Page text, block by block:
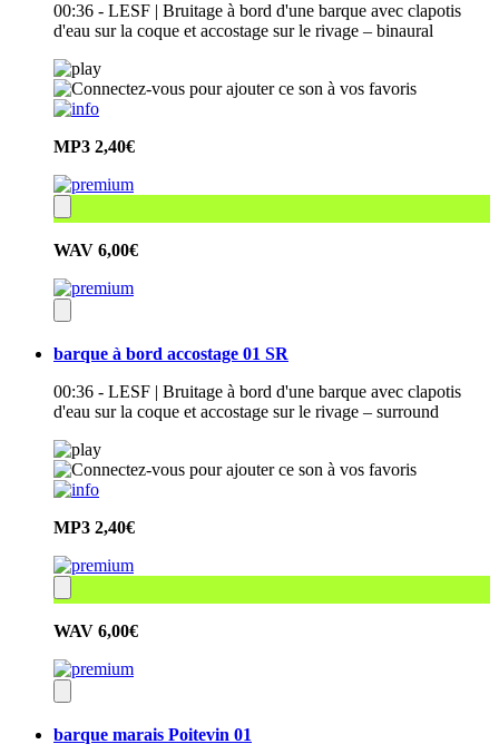
00:36 - LESF | Bruitage à bord d'une barque avec clapotis
d'eau sur la coque et accostage sur le rivage – binaural
MP3 2,40€
WAV 6,00€
barque à bord accostage 01 SR
00:36 - LESF | Bruitage à bord d'une barque avec clapotis
d'eau sur la coque et accostage sur le rivage – surround
MP3 2,40€
WAV 6,00€
barque marais Poitevin 01